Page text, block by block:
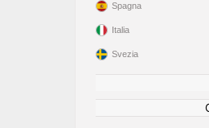
Spagna
Italia
Svezia